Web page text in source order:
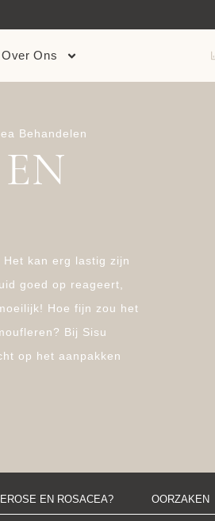
Over Ons
Behandelen
kan erg lastig zijn
goed op reageert,
Hoe fijn zou het
Bij Sisu
op het aanpakken
EN ROSACEA? OORZAKEN